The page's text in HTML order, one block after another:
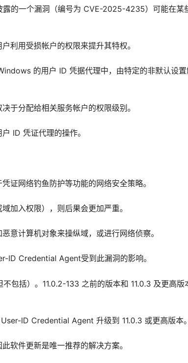
的一个漏洞（编号为 CVE-2025-4235）可能在某
利用受损帐户的权限来提升其特权。
的用户 ID 凭据代理中，由特定的非默认设置
于分配给相关服务帐户的权限级别。
ID 凭证代理的操作。
证网络钓鱼防护等功能的网络安全策略。
加入权限），则后果会更加严重。
意计算机对象来操纵域，或进行网络侦察。
ID Credential Agent受到此漏洞的影响。
包括）。11.0.2-133 之前的版本和 11.0.3 及更高版
ID Credential Agent 升级到 11.0.3 或更高版本。
软件更新是唯一推荐的解决方案。